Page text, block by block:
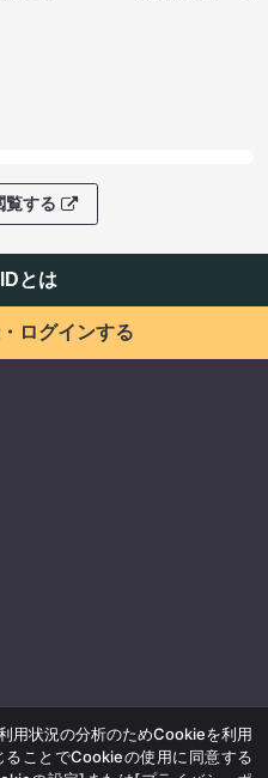
覧する
とは
ログインする
用状況の分析のためCookieを利用
ことでCookieの使用に同意する